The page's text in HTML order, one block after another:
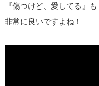
『傷つけど、愛してる』も
非常に良いですよね！